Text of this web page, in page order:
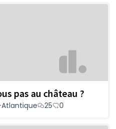
pas au château ?
25 0